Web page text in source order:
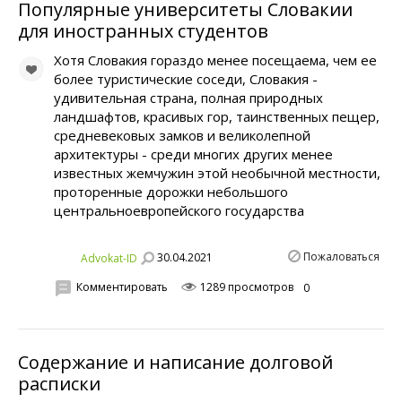
Популярные университеты Словакии
для иностранных студентов
Хотя Словакия гораздо менее посещаема, чем ее
более туристические соседи, Словакия -
удивительная страна, полная природных
ландшафтов, красивых гор, таинственных пещер,
средневековых замков и великолепной
архитектуры - среди многих других менее
известных жемчужин этой необычной местности,
проторенные дорожки небольшого
центральноевропейского государства
Advokat-ID 30.04.2021 Пожаловаться
Комментировать 1289 просмотров 0
Содержание и написание долговой
расписки